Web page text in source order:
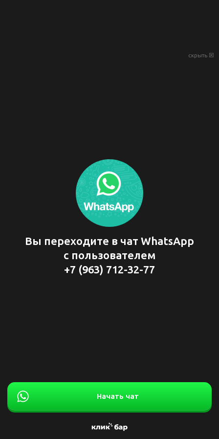
скрыть ☒
Вы переходите в чат WhatsApp
с пользователем
+7 (963) 712-32-77
Начать чат